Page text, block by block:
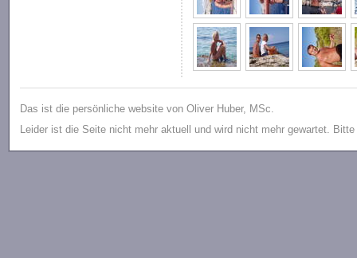
Das ist die persönliche website von Oliver Huber, MSc.
Leider ist die Seite nicht mehr aktuell und wird nicht mehr gewartet.